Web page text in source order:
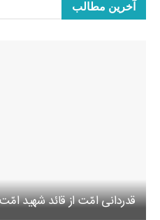
آخرین مطالب
قدردانی امّت از قائد شهید